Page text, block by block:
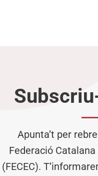
Apunta’t per
Federació
(FECEC).